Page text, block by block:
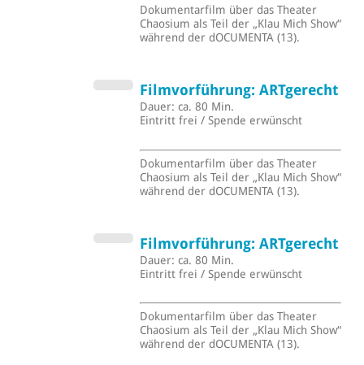
Dokumentarfilm über das Theater
Chaosium als Teil der „Klau Mich Show“
während der dOCUMENTA (13).
Filmvorführung: ARTgerecht
Dauer: ca. 80 Min.
Eintritt frei / Spende erwünscht
Dokumentarfilm über das Theater
Chaosium als Teil der „Klau Mich Show“
während der dOCUMENTA (13).
Filmvorführung: ARTgerecht
Dauer: ca. 80 Min.
Eintritt frei / Spende erwünscht
Dokumentarfilm über das Theater
Chaosium als Teil der „Klau Mich Show“
während der dOCUMENTA (13).